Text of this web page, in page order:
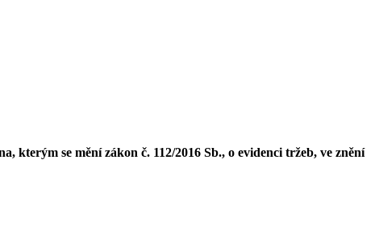
se mění zákon č. 112/2016 Sb., o evidenci tržeb, ve znění